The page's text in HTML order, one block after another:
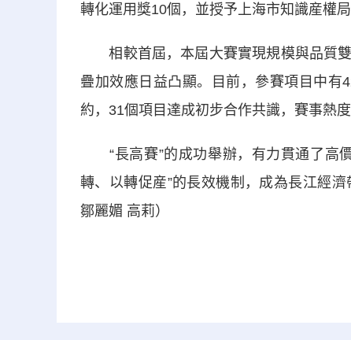
轉化運用獎10個，並授予上海市知識産權
相較首屆，本屆大賽實現規模與品質雙
疊加效應日益凸顯。目前，參賽項目中
約，31個項目達成初步合作共識，賽事熱
“長高賽”的成功舉辦，有力貫通了高
轉、以轉促産”的長效機制，成為長江經
鄒麗媚 高莉）